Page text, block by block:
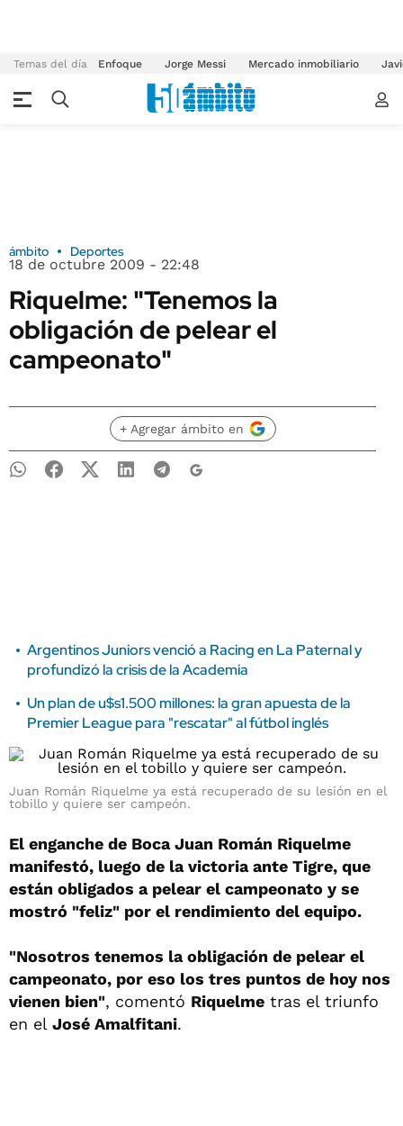
Temas del día Enfoque Jorge Messi Mercado inmobiliario
ámbito Deportes
18 de octubre 2009 - 22:48
Riquelme: "Tenemos la
obligación de pelear el
campeonato"
+ Agregar ámbito en
Argentinos Juniors venció a Racing en La Paternal y
profundizó la crisis de la Academia
Un plan de u$s1.500 millones: la gran apuesta de la
Premier League para "rescatar" al fútbol inglés
Juan Román Riquelme ya está recuperado de su lesión en el
tobillo y quiere ser campeón.
El enganche de Boca Juan Román Riquelme
manifestó, luego de la victoria ante Tigre, que
están obligados a pelear el campeonato y se
mostró "feliz" por el rendimiento del equipo.
"Nosotros tenemos la obligación de pelear el
campeonato, por eso los tres puntos de hoy nos
vienen bien", comentó Riquelme tras el triunfo
en el José Amalfitani.